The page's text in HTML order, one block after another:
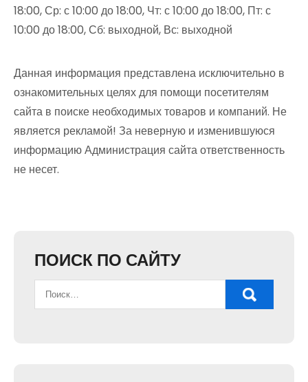
18:00, Ср: с 10:00 до 18:00, Чт: с 10:00 до 18:00, Пт: с
10:00 до 18:00, Сб: выходной, Вс: выходной
Данная информация представлена исключительно в
ознакомительных целях для помощи посетителям
сайта в поиске необходимых товаров и компаний. Не
является рекламой! За неверную и изменившуюся
информацию Администрация сайта ответственность
не несет.
ПОИСК ПО САЙТУ